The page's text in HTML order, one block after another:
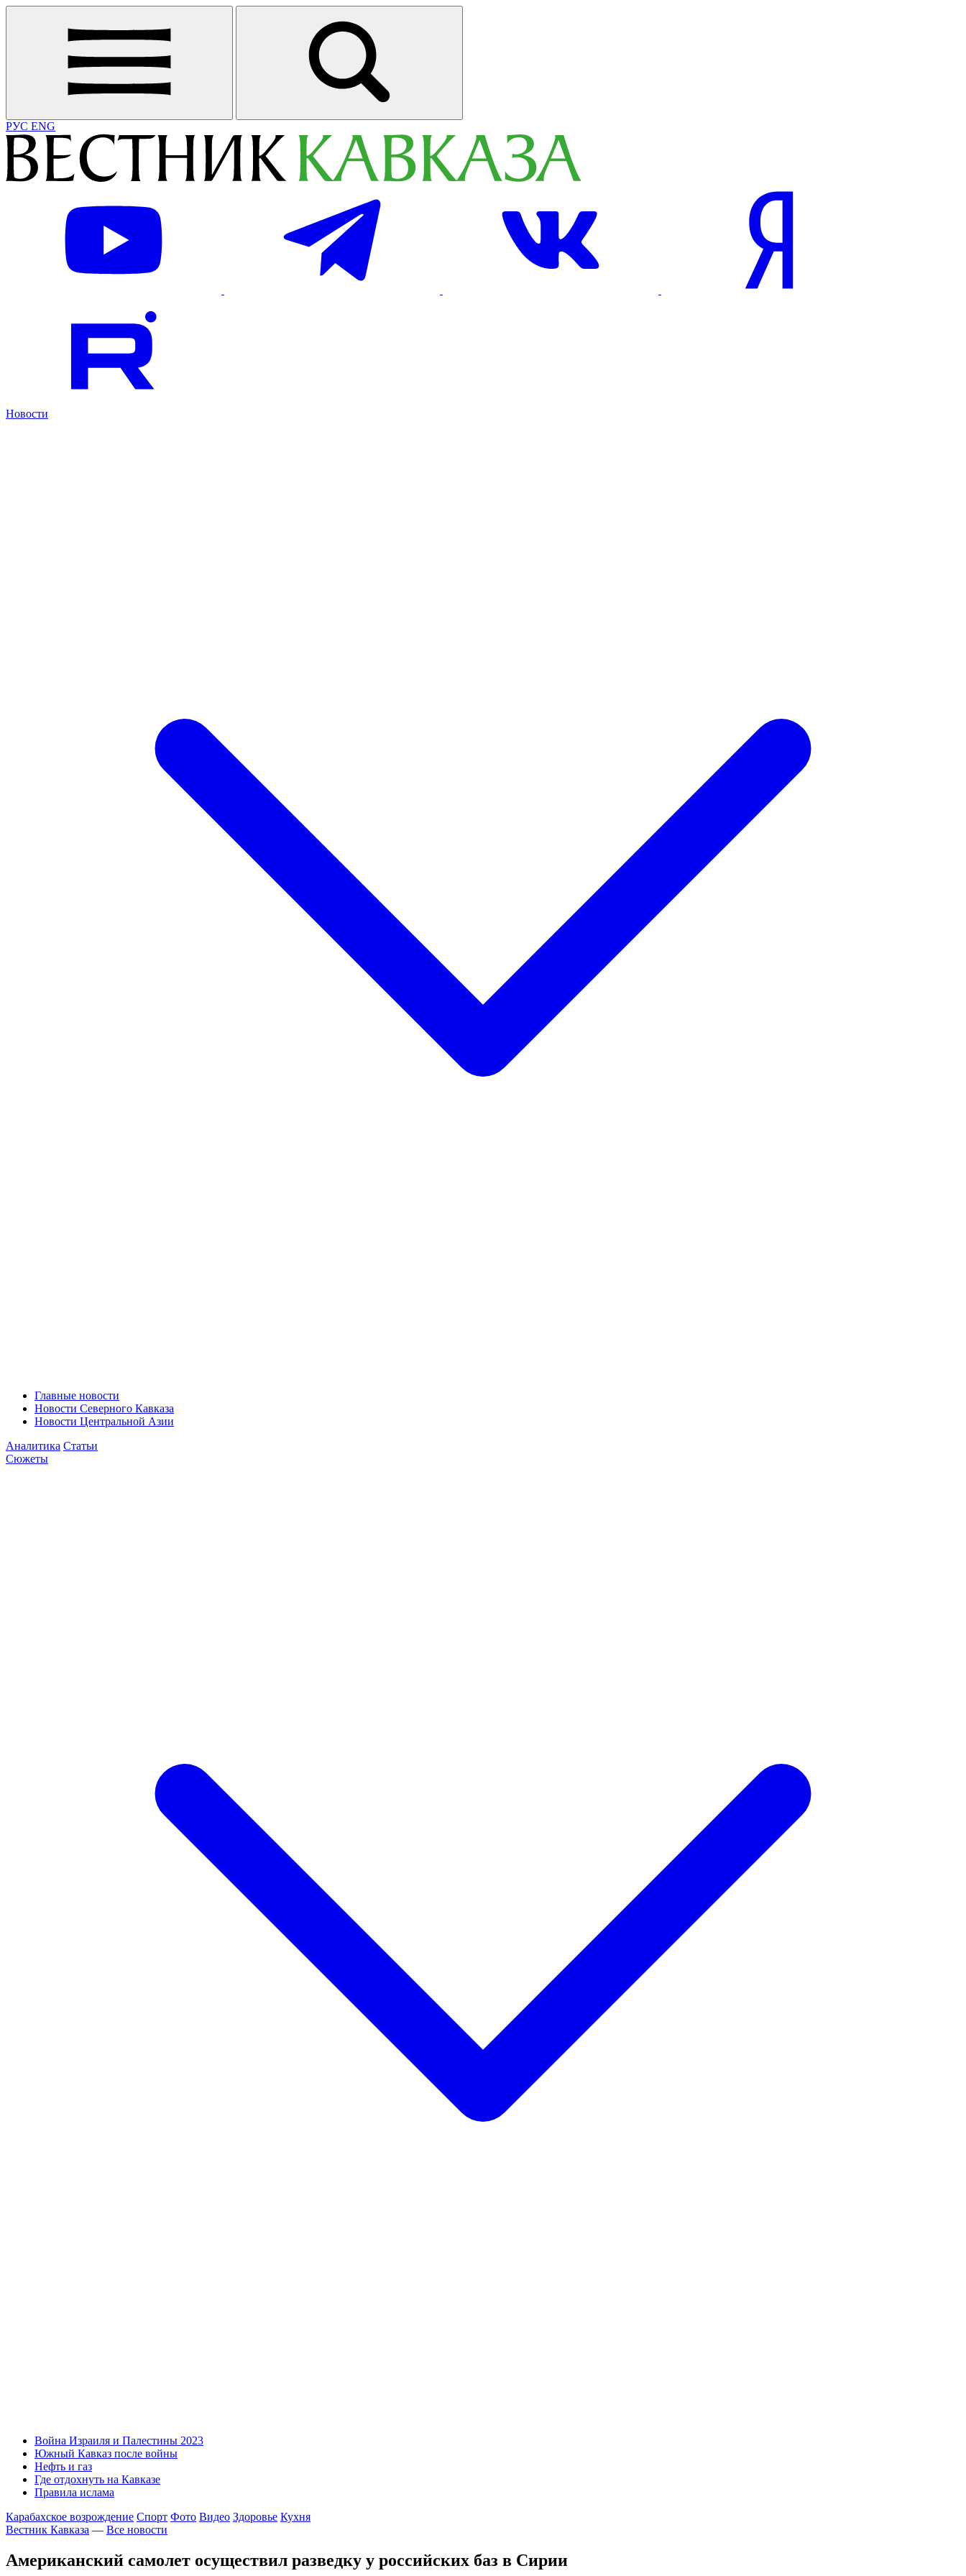
РУС ENG
Новости
Главные новости
Новости Северного Кавказа
Новости Центральной Азии
Аналитика Статьи
Сюжеты
Война Израиля и Палестины 2023
Южный Кавказ после войны
Нефть и газ
Где отдохнуть на Кавказе
Правила ислама
Карабахское возрождение Спорт Фото Видео Здоровье Кухня
Вестник Кавказа — Все новости
Американский самолет осуществил разведку у российских баз в Сирии